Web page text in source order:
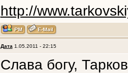
http://
Дата 1.05.2011 - 22:15
Слава богу,